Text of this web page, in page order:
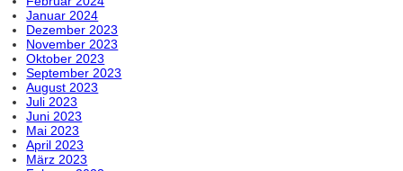
Januar 2024
Dezember 2023
November 2023
Oktober 2023
September 2023
August 2023
Juli 2023
Juni 2023
Mai 2023
April 2023
März 2023